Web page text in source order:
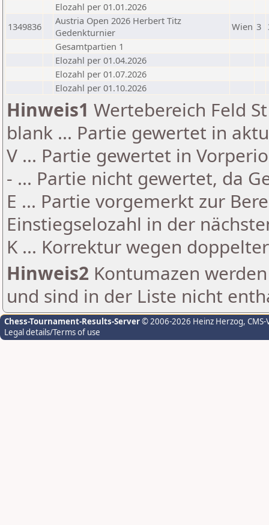
Elozahl per 01.01.2026
1349836
Austria Open 2026 Herbert Titz
Gedenkturnier
Wien 3
Gesamtpartien 1
Elozahl per 01.04.2026
Elozahl per 01.07.2026
Elozahl per 01.10.2026
Hinweis1 Wertebereich Feld
blank ... Partie gewertet in
V ... Partie gewertet in
- ... Partie nicht gewertet, da
E ... Partie vorgemerkt zur
Einstiegselozahl in der
K ... Korrektur wegen
Hinweis2 Kontumazen
und sind in der Liste nicht
Chess-Tournament-Results-Server© 2006-2026 Heinz Herzog,
Legal details/Terms of use